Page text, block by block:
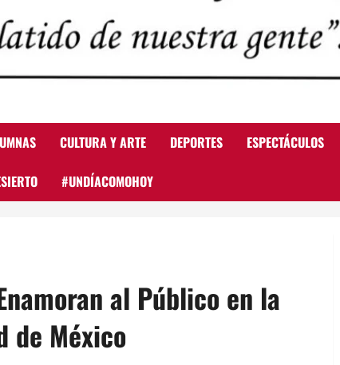
CULTURA Y ARTE DEPORTES ESPECTÁCULOS
#UNDÍACOMOHOY
al Público en la
de México